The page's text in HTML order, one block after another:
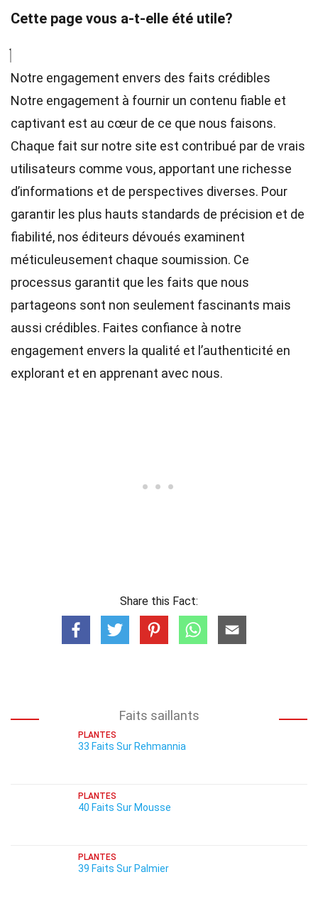
Cette page vous a-t-elle été utile?
Notre engagement envers des faits crédibles
Notre engagement à fournir un contenu fiable et
captivant est au cœur de ce que nous faisons.
Chaque fait sur notre site est contribué par de vrais
utilisateurs comme vous, apportant une richesse
d’informations et de perspectives diverses. Pour
garantir les plus hauts standards de précision et de
fiabilité, nos éditeurs dévoués examinent
méticuleusement chaque soumission. Ce
processus garantit que les faits que nous
partageons sont non seulement fascinants mais
aussi crédibles. Faites confiance à notre
engagement envers la qualité et l’authenticité en
explorant et en apprenant avec nous.
Share this Fact:
Faits saillants
PLANTES
33 Faits Sur Rehmannia
PLANTES
40 Faits Sur Mousse
PLANTES
39 Faits Sur Palmier